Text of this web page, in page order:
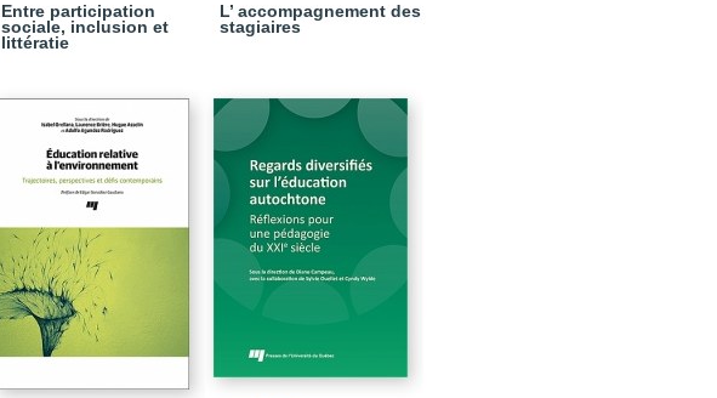
Entre participation
sociale, inclusion et
littératie
L’ accompagnement des
stagiaires